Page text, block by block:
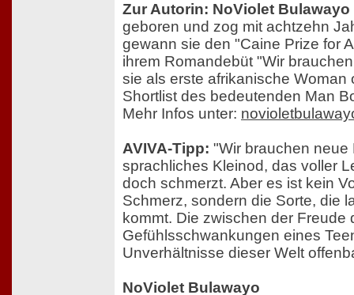
Zur Autorin: NoViolet Bulawayo
geboren und zog mit achtzehn
gewann sie den "Caine Prize for
ihrem Romandebüt "Wir
sie als erste afrikanische Woman
Shortlist des bedeutenden Man
Mehr Infos unter:
AVIVA-Tipp: "Wir brauchen neue
sprachliches Kleinod, das voller
doch schmerzt. Aber es ist kein
Schmerz, sondern die Sorte, die
kommt. Die zwischen der Freude
Gefühlsschwankungen eines
Unverhältnisse dieser Welt
NoViolet Bulawayo